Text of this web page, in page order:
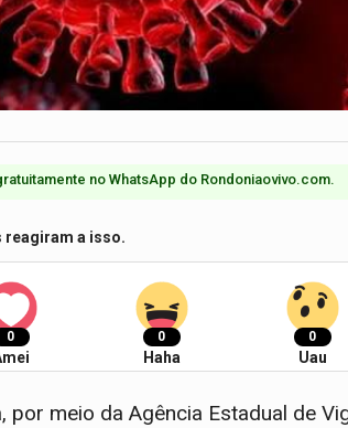
no WhatsApp do Rondoniaovivo.com.​
reagiram a isso.
0 0
Haha
0
Uau
por meio da Agência Estadual de